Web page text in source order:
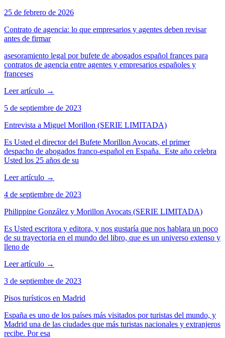
25 de febrero de 2026
Contrato de agencia: lo que empresarios y agentes deben revisar
antes de firmar
asesoramiento legal por bufete de abogados español frances para
contratos de agencia entre agentes y empresarios españoles y
franceses
Leer artículo →
5 de septiembre de 2023
Entrevista a Miguel Morillon (SERIE LIMITADA)
Es Usted el director del Bufete Morillon Avocats, el primer
despacho de abogados franco-español en España. Este año celebra
Usted los 25 años de su
Leer artículo →
4 de septiembre de 2023
Philippine González y Morillon Avocats (SERIE LIMITADA)
Es Usted escritora y editora, y nos gustaría que nos hablara un poco
de su trayectoria en el mundo del libro, que es un universo extenso y
lleno de
Leer artículo →
3 de septiembre de 2023
Pisos turísticos en Madrid
España es uno de los países más visitados por turistas del mundo, y
Madrid una de las ciudades que más turistas nacionales y extranjeros
recibe. Por esa